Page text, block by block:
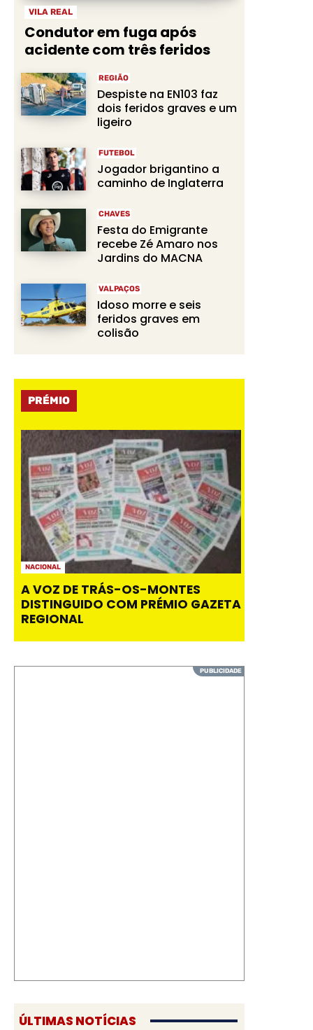
VILA REAL
Condutor em fuga após
acidente com três feridos
REGIÃO
Despiste na EN103 faz
dois feridos graves e um
ligeiro
FUTEBOL
Jogador brigantino a
caminho de Inglaterra
CHAVES
Festa do Emigrante
recebe Zé Amaro nos
Jardins do MACNA
VALPAÇOS
Idoso morre e seis
feridos graves em
colisão
PRÉMIO
NACIONAL
A VOZ DE TRÁS-OS-MONTES
DISTINGUIDO COM PRÉMIO GAZETA
REGIONAL
ÚLTIMAS NOTÍCIAS